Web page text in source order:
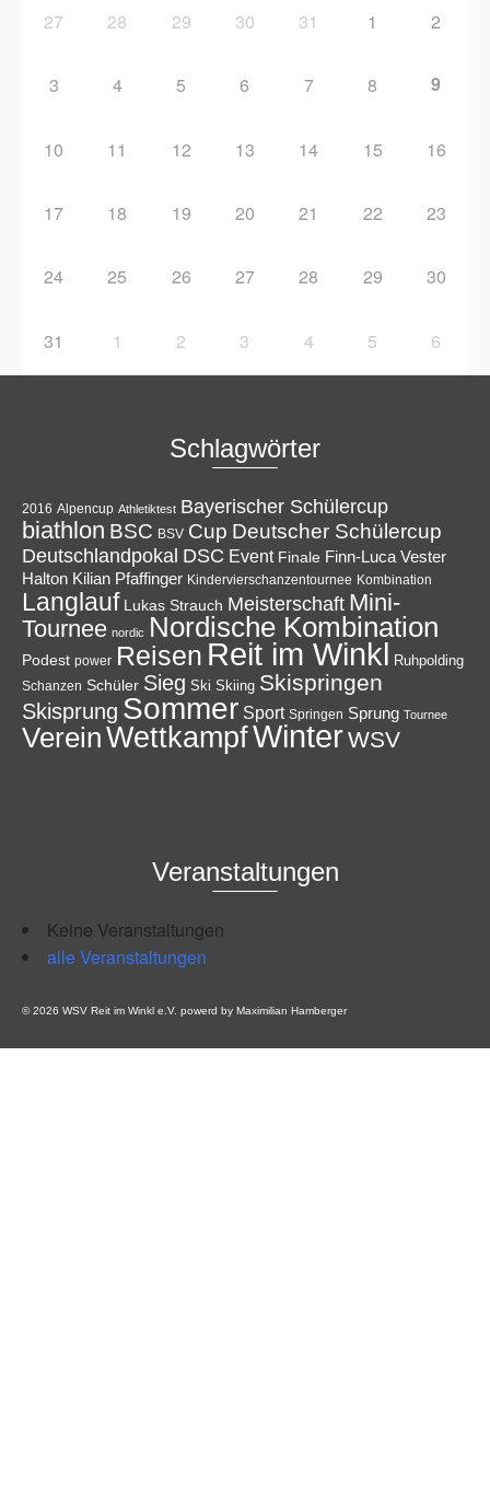
27 28 29 30 31 1 2
3 4 5 6 7 8 9
10 11 12 13 14 15 16
17 18 19 20 21 22 23
24 25 26 27 28 29 30
31 1 2 3 4 5 6
Schlagwörter
2016 Alpencup Athletiktest Bayerischer Schülercup
biathlon BSC BSV Cup Deutscher Schülercup
Deutschlandpokal DSC Event Finale Finn-Luca Vester
Halton Kilian Pfaffinger Kindervierschanzentournee Kombination
Langlauf Lukas Strauch Meisterschaft Mini-
Tournee nordic Nordische Kombination
Podest power Reisen Reit im Winkl Ruhpolding
Schanzen Schüler Sieg Ski Skiing Skispringen
Skisprung Sommer Sport Springen Sprung Tournee
VereinWettkampfWinterWSV
Veranstaltungen
Keine Veranstaltungen
alle Veranstaltungen
© 2026 WSV Reit im Winkl e.V. powerd by Maximilian Hamberger